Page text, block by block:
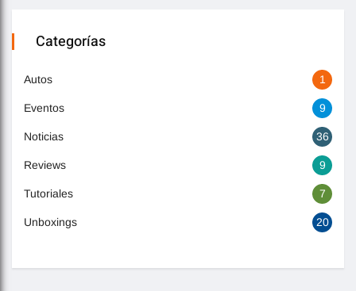
Categorías
Autos 1
Eventos 9
Noticias 36
Reviews 9
Tutoriales 7
Unboxings 20